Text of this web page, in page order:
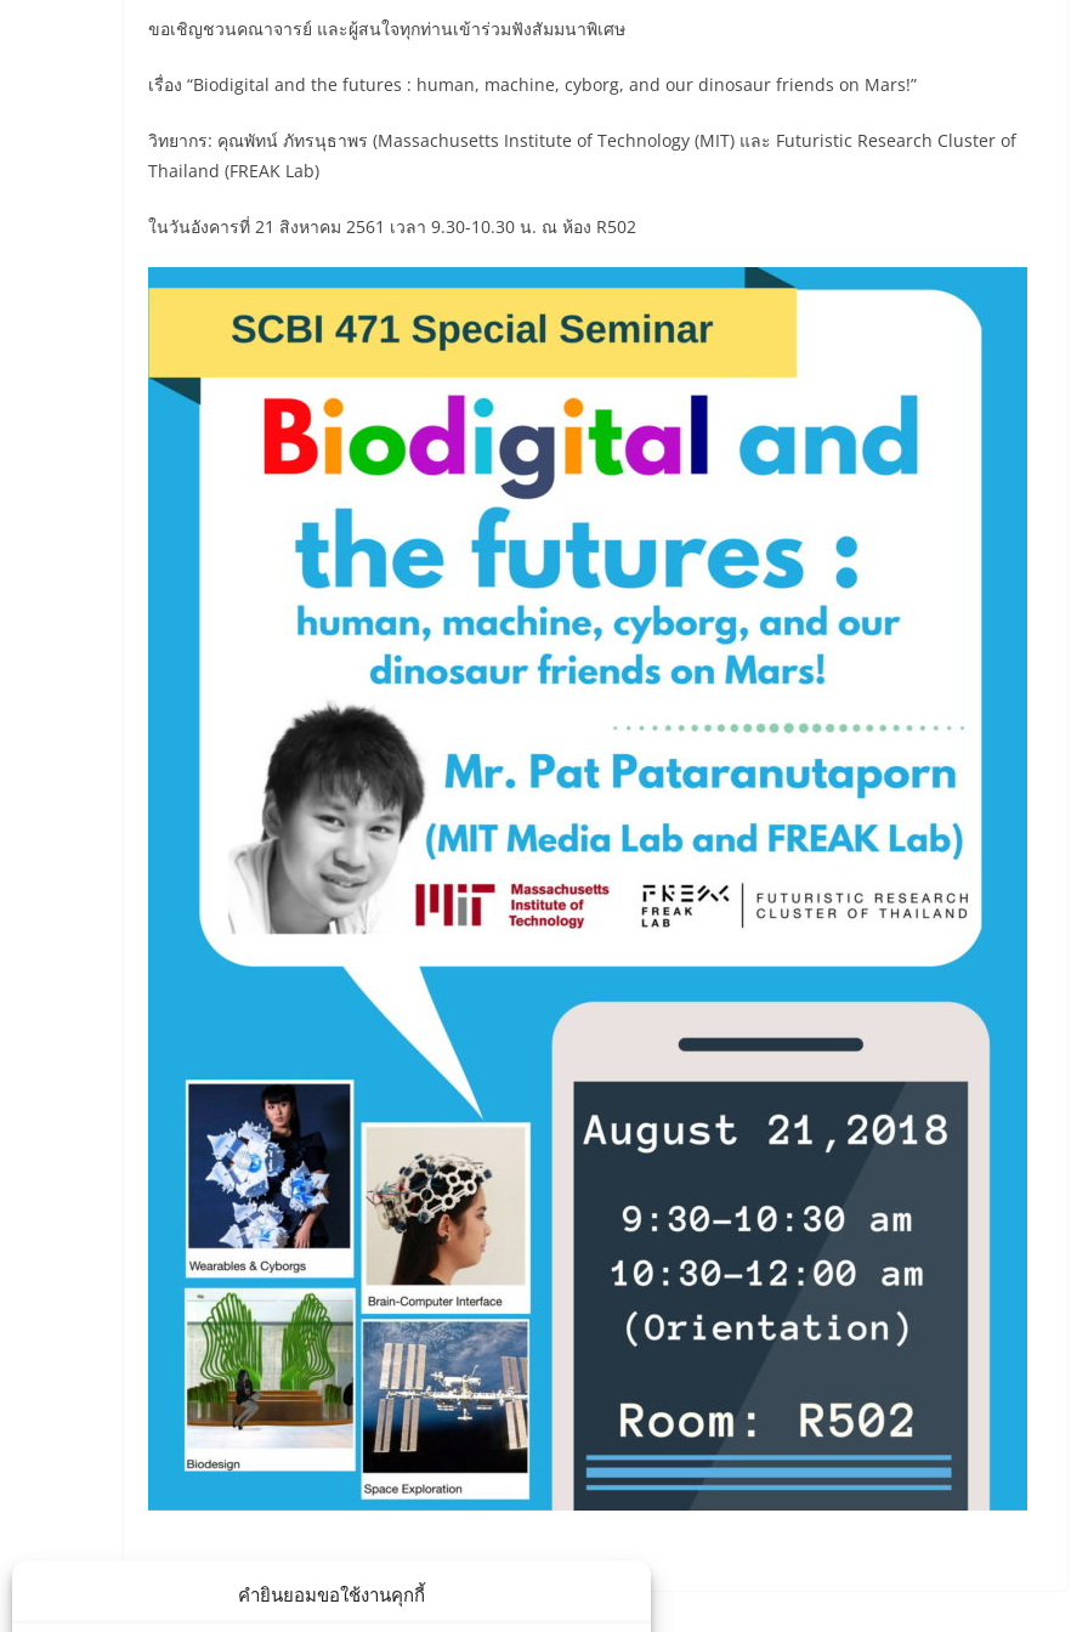
คำยินยอมขอใช้งานคุกกี้
ขอเชิญชวนคณาจารย์ และผู้สนใจทุกท่านเข้าร่วมฟังสัมมนาพิเศษ
เรื่อง “Biodigital and the futures : human, machine, cyborg, and our dinosaur friends on Mars!”
วิทยากร: คุณพัทน์ ภัทรนุธาพร (Massachusetts Institute of Technology (MIT) และ Futuristic Research Cluster of
Thailand (FREAK Lab)
ในวันอังคารที่ 21 สิงหาคม 2561 เวลา 9.30-10.30 น. ณ ห้อง R502